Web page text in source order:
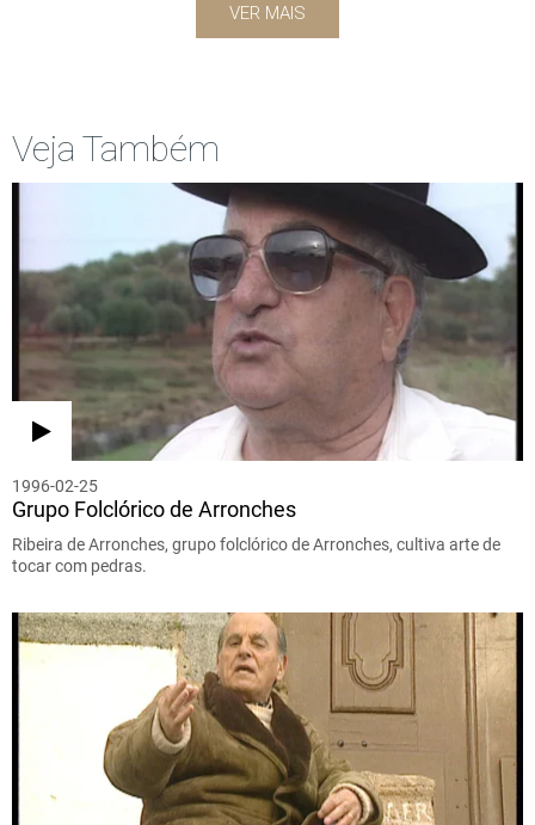
VER MAIS
Veja Também
1996-02-25
Grupo Folclórico de Arronches
Ribeira de Arronches, grupo folclórico de Arronches, cultiva arte de
tocar com pedras.